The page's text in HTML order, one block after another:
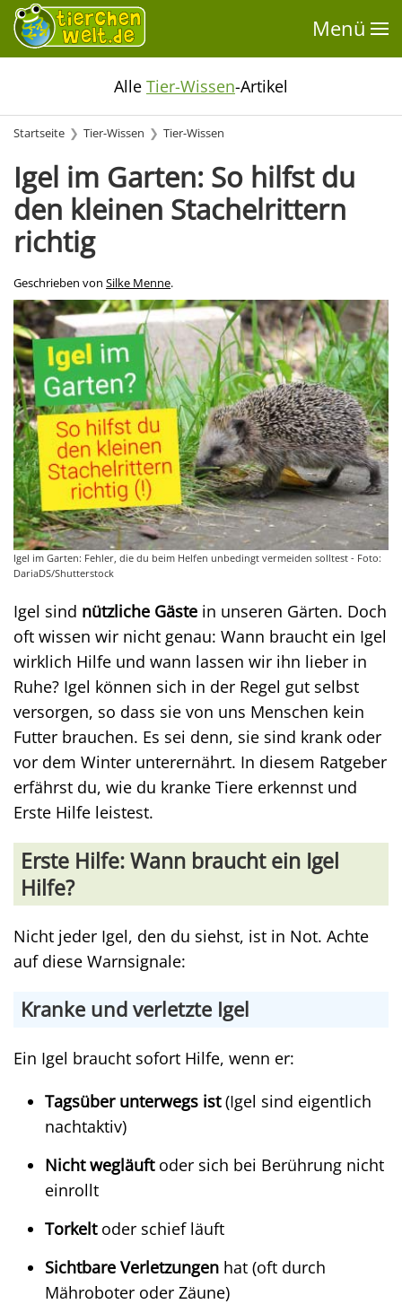
Menü
Alle Tier-Wissen-Artikel
Startseite Tier-Wissen Tier-Wissen
Igel im Garten: So hilfst du
den kleinen Stachelrittern
richtig
Geschrieben von Silke Menne.
Igel im Garten: Fehler, die du beim Helfen unbedingt vermeiden solltest - Foto:
DariaDS/Shutterstock
Igel sind nützliche Gäste in unseren Gärten. Doch
oft wissen wir nicht genau: Wann braucht ein Igel
wirklich Hilfe und wann lassen wir ihn lieber in
Ruhe? Igel können sich in der Regel gut selbst
versorgen, so dass sie von uns Menschen kein
Futter brauchen. Es sei denn, sie sind krank oder
vor dem Winter unterernährt. In diesem Ratgeber
erfährst du, wie du kranke Tiere erkennst und
Erste Hilfe leistest.
Erste Hilfe: Wann braucht ein Igel
Hilfe?
Nicht jeder Igel, den du siehst, ist in Not. Achte
auf diese Warnsignale:
Kranke und verletzte Igel
Ein Igel braucht sofort Hilfe, wenn er:
Tagsüber unterwegs ist(Igel sind eigentlich
nachtaktiv)
Nicht wegläuftoder sich bei Berührung nicht
einrollt
Torkeltoder schief läuft
Sichtbare Verletzungen hat (oft durch
Mähroboter oder Zäune)